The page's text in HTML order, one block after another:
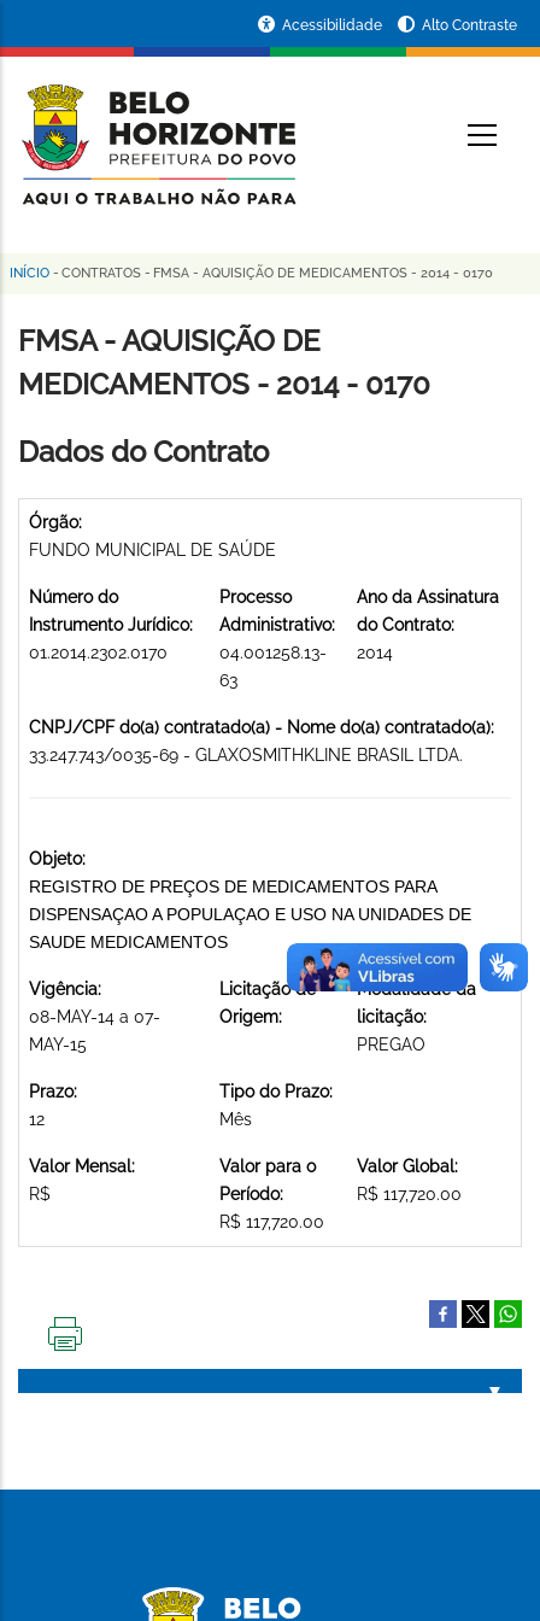
conteúdo
principal
da
Prefeitura
de
Horizonte
Acessibilidade Alto Contraste
Trilha
de
navegação
INÍCIO - CONTRATOS - FMSA - AQUISIÇÃO DE MEDICAMENTOS - 2014 - 0170
FMSA - AQUISIÇÃO DE
MEDICAMENTOS - 2014 - 0170
Dados do Contrato
Órgão:
FUNDO MUNICIPAL DE SAÚDE
Número do
Instrumento Jurídico:
01.2014.2302.0170
Processo
Administrativo:
04.001258.13-
63
Ano da Assinatura
do Contrato:
2014
CNPJ/CPF do(a) contratado(a) - Nome do(a) contratado(a):
33.247.743/0035-69 - GLAXOSMITHKLINE BRASIL LTDA.
Objeto:
REGISTRO DE PREÇOS DE MEDICAMENTOS PARA
DISPENSAÇAO A POPULAÇAO E USO NA UNIDADES DE
SAUDE MEDICAMENTOS
Vigência:
08-MAY-14 a 07-
MAY-15
Licitação de
Origem:
Modalidade da
licitação:
PREGAO
Prazo:
12
Tipo do Prazo:
Mês
Valor Mensal:
R$
Valor para o
Período:
R$ 117,720.00
Valor Global:
R$ 117,720.00
PÁGINA